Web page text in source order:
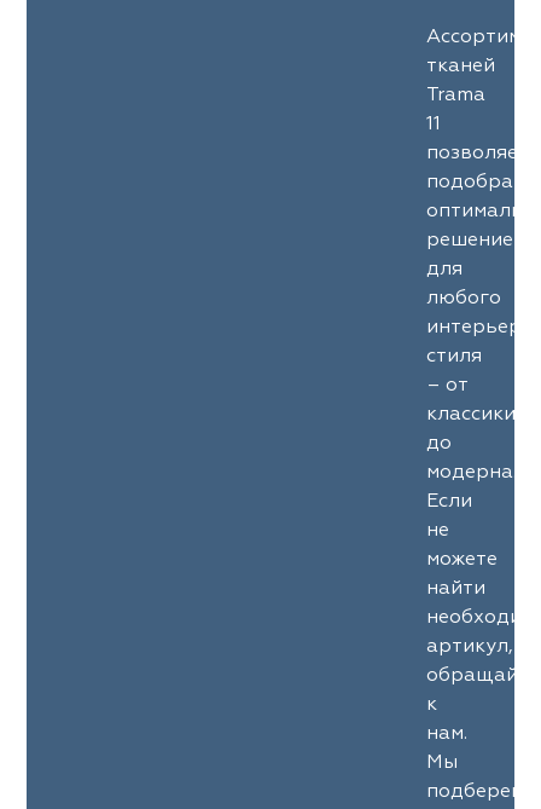
тканей
Trama
11
позволяет
подобрать
решение
для
любого
стиля
– от
классики
до
модерна.
Если
не
можете
найти
артикул,
к
нам.
Мы
подберем